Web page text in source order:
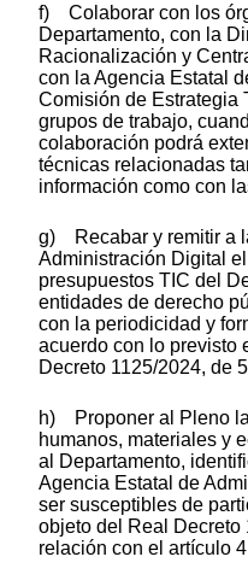
f) Colaborar con los
Departamento, con la
Racionalización y
con la Agencia Estatal
Comisión de Estrategia
grupos de trabajo,
colaboración podrá
técnicas relacionadas
información como con
g) Recabar y remitir a
Administración Digital
presupuestos TIC del
entidades de derecho
con la periodicidad y
acuerdo con lo previsto
Decreto 1125/2024, de
h) Proponer al Pleno
humanos, materiales y
al Departamento,
Agencia Estatal de
ser susceptibles de
objeto del Real Decreto
relación con el artículo